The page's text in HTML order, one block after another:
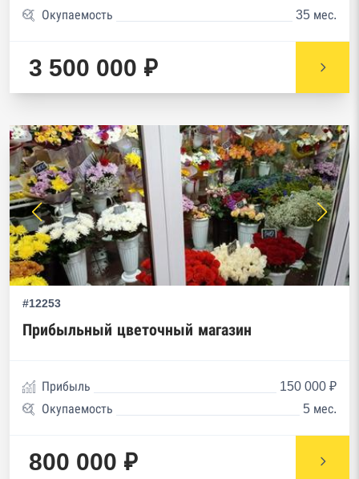
Окупаемость
35 мес.
3 500 000 ₽
#12253
Прибыльный цветочный магазин
Прибыль
150 000 ₽
Окупаемость
5 мес.
800 000 ₽